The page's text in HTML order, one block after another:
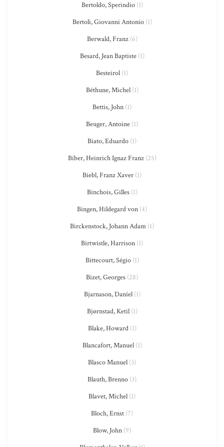
Bertoldo, Sperindio(1)
Bertoli, Giovanni Antonio(1)
Berwald, Franz(6)
Besard, Jean Baptiste(1)
Besteirol (1)
Béthune, Michel(1)
Bettis, John (1)
Beuger, Antoine (1)
Biato, Eduardo (1)
Biber, Heinrich Ignaz Franz(25)
Biebl, Franz Xaver (1)
Binchois, Gilles(1)
Bingen, Hildegard von (4)
Birckenstock, Johann Adam (1)
Birtwistle, Harrison (1)
Bittecourt, Ségio(1)
Bizet, Georges (28)
Bjarnason, Daníel(1)
Bjørnstad, Ketil(1)
Blake, Howard(1)
Blancafort, Manuel(1)
Blasco Manuel (3)
Blauth, Brenno (3)
Blavet, Michel (1)
Bloch, Ernst (7)
Blow, John (9)